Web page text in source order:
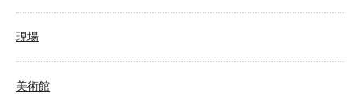
現場
美術館